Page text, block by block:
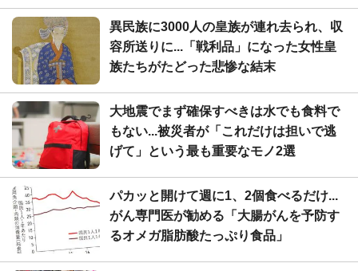
異民族に3000人の皇族が連れ去られ、収
容所送りに...「戦利品」になった女性皇
族たちがたどった悲惨な結末
大地震でまず確保すべきは水でも食料で
もない...被災者が「これだけは担いで逃
げて」という最も重要なモノ2選
パカッと開けて週に1、2個食べるだけ...
がん専門医が勧める「大腸がんを予防す
るオメガ脂肪酸たっぷり食品」